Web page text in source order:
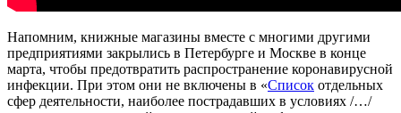
Напомним, книжные магазины вместе с многими другими
предприятиями закрылись в Петербурге и Москве в конце
марта, чтобы предотвратить распространение коронавирусной
инфекции. При этом они не включены в «Список отдельных
сфер деятельности, наиболее пострадавших в условиях /…/